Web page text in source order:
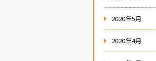
2020年5月
2020年4月